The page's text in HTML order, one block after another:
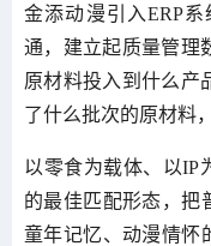
金添动漫引入ERP
通，建立起质量管理
原材料投入到什么产
了什么批次的原材料
以零食为载体、以IP
的最佳匹配形态，把
童年记忆、动漫情怀